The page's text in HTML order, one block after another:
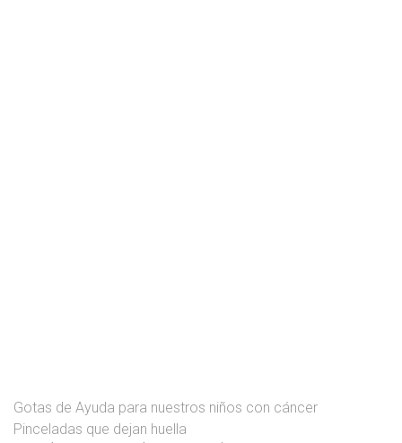
Gotas de Ayuda para nuestros niños con cáncer
Pinceladas que dejan huella